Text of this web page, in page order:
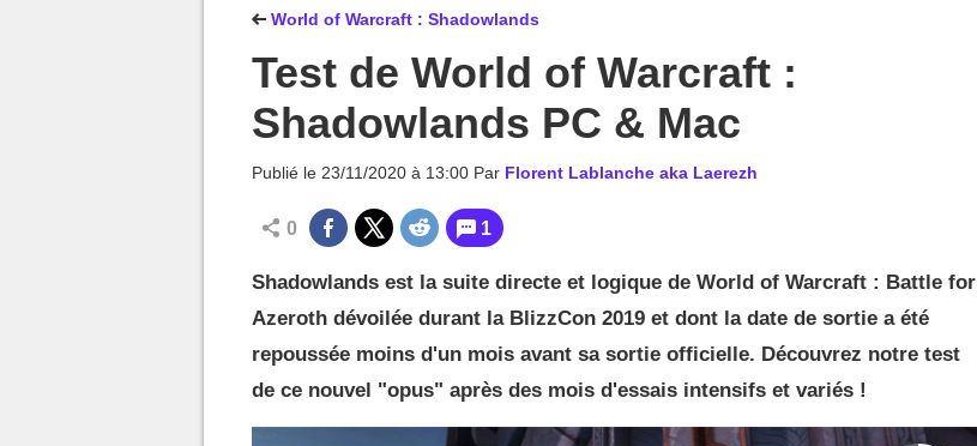
World of Warcraft : Shadowlands
Test de World of Warcraft :
Shadowlands PC & Mac
Publié le 23/11/2020 à 13:00 Par Florent Lablanche aka Laerezh
0 1
Shadowlands est la suite directe et logique de World of Warcraft : Battle for
Azeroth dévoilée durant la BlizzCon 2019 et dont la date de sortie a été
repoussée moins d'un mois avant sa sortie officielle. Découvrez notre test
de ce nouvel "opus" après des mois d'essais intensifs et variés !